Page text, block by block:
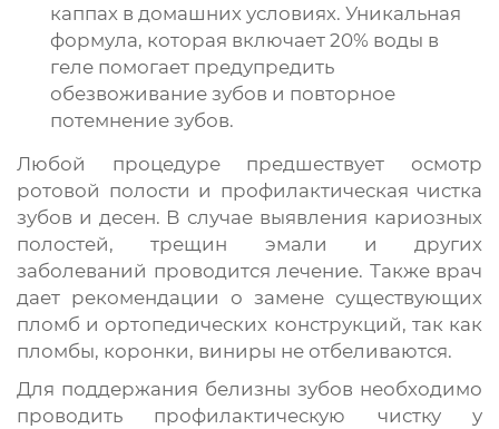
каппах в домашних условиях. Уникальная
формула, которая включает 20% воды в
геле помогает предупредить
обезвоживание зубов и повторное
потемнение зубов.
Любой процедуре предшествует осмотр
ротовой полости и профилактическая чистка
зубов и десен. В случае выявления кариозных
полостей, трещин эмали и других
заболеваний проводится лечение. Также врач
дает рекомендации о замене существующих
пломб и ортопедических конструкций, так как
пломбы, коронки, виниры не отбеливаются.
Для поддержания белизны зубов необходимо
проводить профилактическую чистку у